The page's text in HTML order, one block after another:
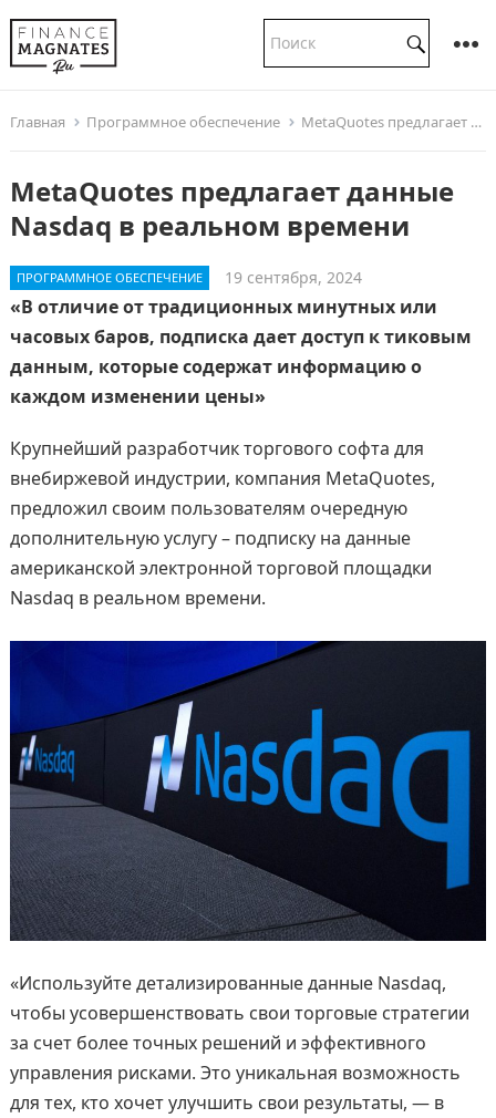
Главная Программное обеспечение MetaQuotes предлагает данные Nasdaq в реальном времени
MetaQuotes предлагает данные
Nasdaq в реальном времени
ПРОГРАММНОЕ ОБЕСПЕЧЕНИЕ 19 сентября, 2024
«В отличие от традиционных минутных или
часовых баров, подписка дает доступ к тиковым
данным, которые содержат информацию о
каждом изменении цены»
Крупнейший разработчик торгового софта для
внебиржевой индустрии, компания MetaQuotes,
предложил своим пользователям очередную
дополнительную услугу – подписку на данные
американской электронной торговой площадки
Nasdaq в реальном времени.
«Используйте детализированные данные Nasdaq,
чтобы усовершенствовать свои торговые стратегии
за счет более точных решений и эффективного
управления рисками. Это уникальная возможность
для тех, кто хочет улучшить свои результаты, — в